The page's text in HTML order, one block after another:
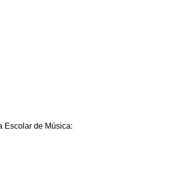
Escolar de Música: